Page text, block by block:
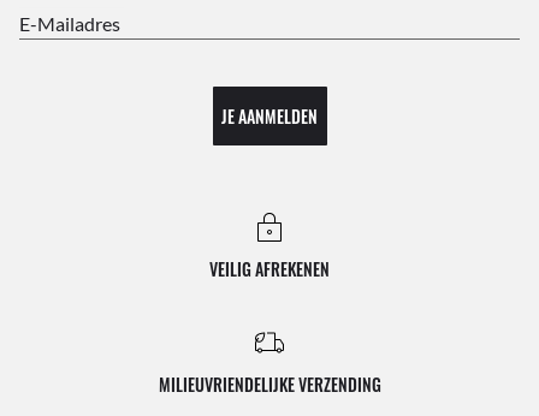
E-Mailadres
JE AANMELDEN
VEILIG AFREKENEN
MILIEUVRIENDELIJKE VERZENDING